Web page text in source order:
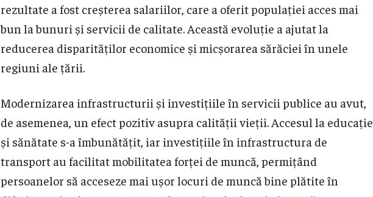
rezultate a fost creșterea salariilor, care a oferit populației acces mai
bun la bunuri și servicii de calitate. Această evoluție a ajutat la
reducerea disparităților economice și micșorarea sărăciei în unele
regiuni ale țării.
Modernizarea infrastructurii și investițiile în servicii publice au avut,
de asemenea, un efect pozitiv asupra calității vieții. Accesul la educație
și sănătate s-a îmbunătățit, iar investițiile în infrastructura de
transport au facilitat mobilitatea forței de muncă, permițând
persoanelor să acceseze mai ușor locuri de muncă bine plătite în